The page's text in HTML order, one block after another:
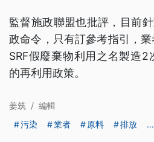
監督施政聯盟也批評，目前
政命令，只有訂參考指引，
SRF假廢棄物利用之名製造
的再利用政策。
姜筑 / 編輯
污染
業者 原料 排放 ...